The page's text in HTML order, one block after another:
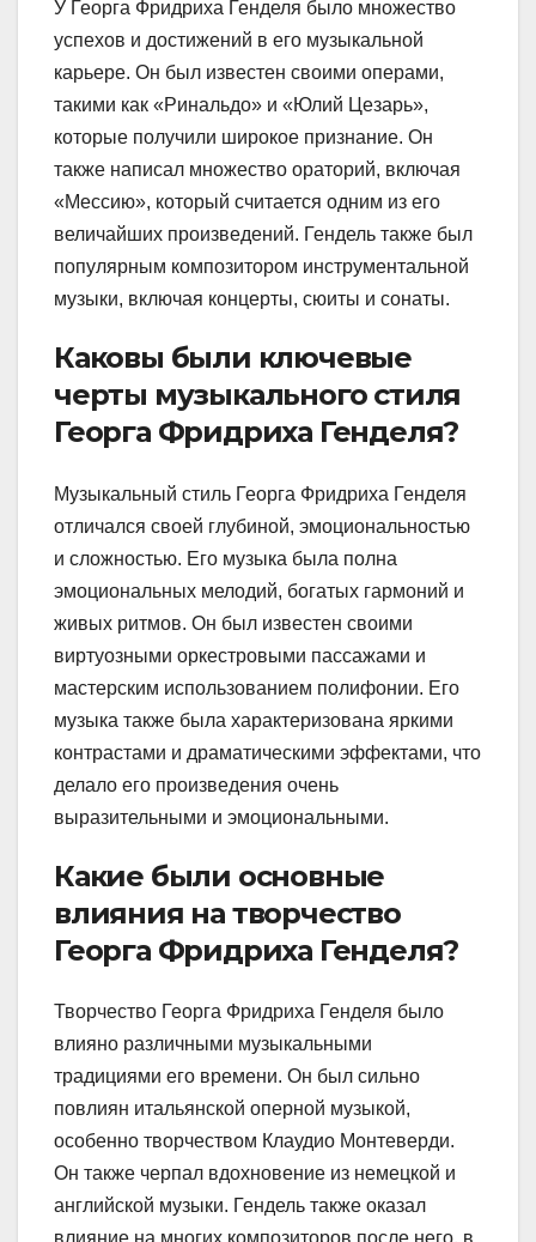
У Георга Фридриха Генделя было множество
успехов и достижений в его музыкальной
карьере. Он был известен своими операми,
такими как «Ринальдо» и «Юлий Цезарь»,
которые получили широкое признание. Он
также написал множество ораторий, включая
«Мессию», который считается одним из его
величайших произведений. Гендель также был
популярным композитором инструментальной
музыки, включая концерты, сюиты и сонаты.
Каковы были ключевые
черты музыкального стиля
Георга Фридриха Генделя?
Музыкальный стиль Георга Фридриха Генделя
отличался своей глубиной, эмоциональностью
и сложностью. Его музыка была полна
эмоциональных мелодий, богатых гармоний и
живых ритмов. Он был известен своими
виртуозными оркестровыми пассажами и
мастерским использованием полифонии. Его
музыка также была характеризована яркими
контрастами и драматическими эффектами, что
делало его произведения очень
выразительными и эмоциональными.
Какие были основные
влияния на творчество
Георга Фридриха Генделя?
Творчество Георга Фридриха Генделя было
влияно различными музыкальными
традициями его времени. Он был сильно
повлиян итальянской оперной музыкой,
особенно творчеством Клаудио Монтеверди.
Он также черпал вдохновение из немецкой и
английской музыки. Гендель также оказал
влияние на многих композиторов после него, в